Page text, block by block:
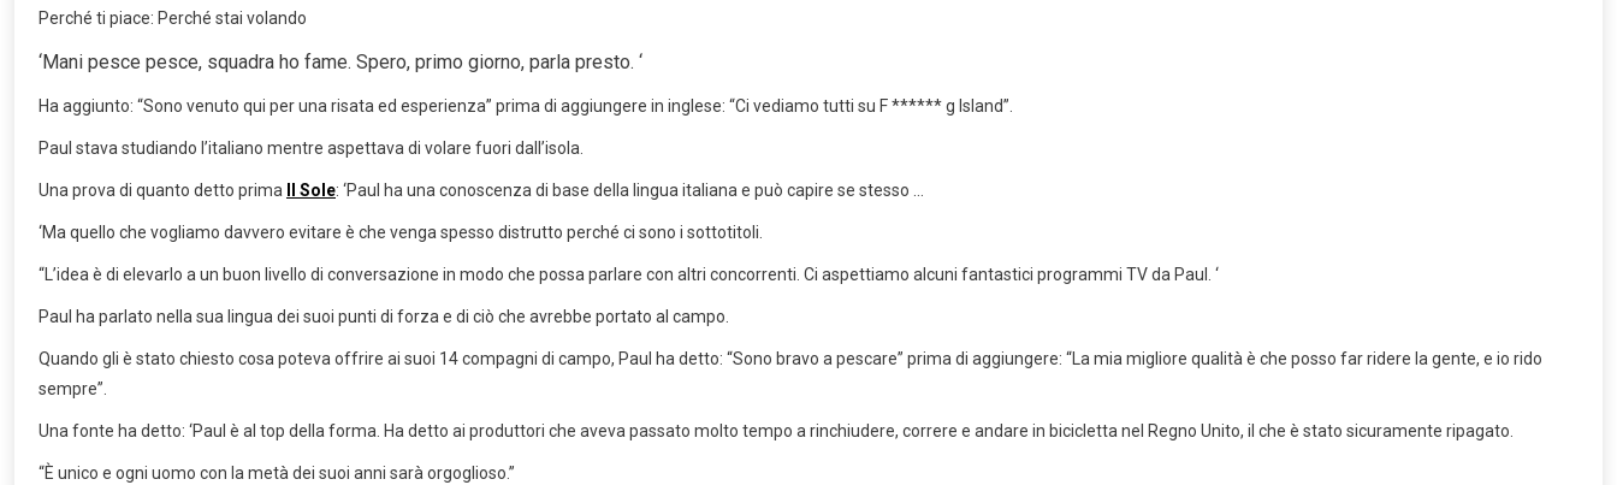
Perché ti piace: Perché stai volando
‘Mani pesce pesce, squadra ho fame. Spero, primo giorno, parla presto. ‘
Ha aggiunto: “Sono venuto qui per una risata ed esperienza” prima di aggiungere in inglese: “Ci vediamo tutti su F ****** g Island”.
Paul stava studiando l’italiano mentre aspettava di volare fuori dall’isola.
Una prova di quanto detto prima Il Sole: ‘Paul ha una conoscenza di base della lingua italiana e può capire se stesso …
‘Ma quello che vogliamo davvero evitare è che venga spesso distrutto perché ci sono i sottotitoli.
“L’idea è di elevarlo a un buon livello di conversazione in modo che possa parlare con altri concorrenti. Ci aspettiamo alcuni fantastici programmi TV da Paul. ‘
Paul ha parlato nella sua lingua dei suoi punti di forza e di ciò che avrebbe portato al campo.
Quando gli è stato chiesto cosa poteva offrire ai suoi 14 compagni di campo, Paul ha detto: “Sono bravo a pescare” prima di aggiungere: “La mia migliore qualità è che posso far ridere la gente, e io rido
sempre”.
Una fonte ha detto: ‘Paul è al top della forma. Ha detto ai produttori che aveva passato molto tempo a rinchiudere, correre e andare in bicicletta nel Regno Unito, il che è stato sicuramente ripagato.
“È unico e ogni uomo con la metà dei suoi anni sarà orgoglioso.”